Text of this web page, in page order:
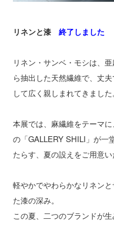
リネンと漆 終了しました
リネン・サンベ・モシは、
ら抽出した天然繊維で、丈
して広く親しまれてきました。
本展では、麻繊維をテーマ
の「GALLERY SHILI」が一
たらす、夏の設えをご用意い
軽やかでやわらかなリネン
た漆の深み。
この夏、二つのブランドが